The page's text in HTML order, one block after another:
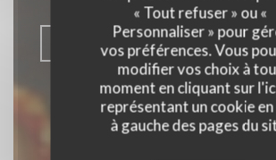
« Tout refuser » ou «
Personnaliser » pour
vos préférences. Vous
modifier vos choix à
moment en cliquant sur
représentant un cookie en
à gauche des pages du
RÉSERVER